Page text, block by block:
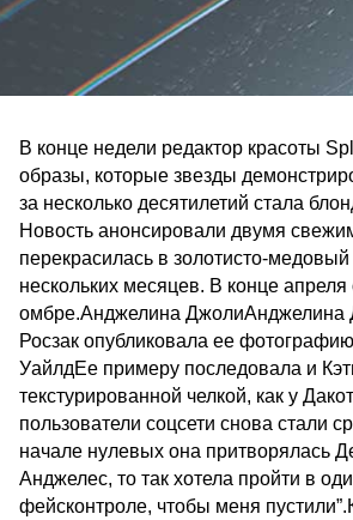
В конце недели редактор красоты
образы, которые звезды
за несколько десятилетий стала
Новость анонсировали двумя
перекрасилась в золотисто-
нескольких месяцев. В конце
омбре.Анджелина ДжолиАнджелина
Росзак опубликовала ее
УайлдЕе примеру последовала и
текстурированной челкой, как у
пользователи соцсети снова стали
начале нулевых она притворялась
Анджелес, то так хотела пройти в
фейсконтроле, чтобы меня